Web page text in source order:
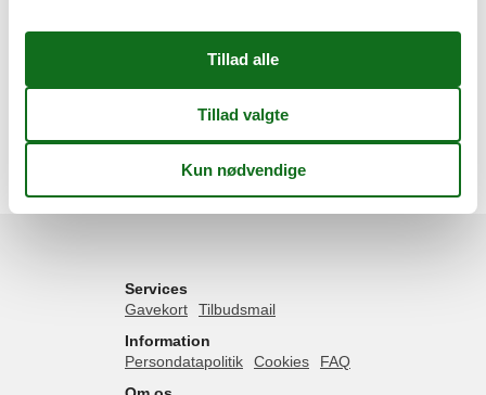
Sommerhus
Geografier
Vesterhavet
Bjerregård
Services
Gavekort
Tilbudsmail
Information
Persondatapolitik
Cookies
FAQ